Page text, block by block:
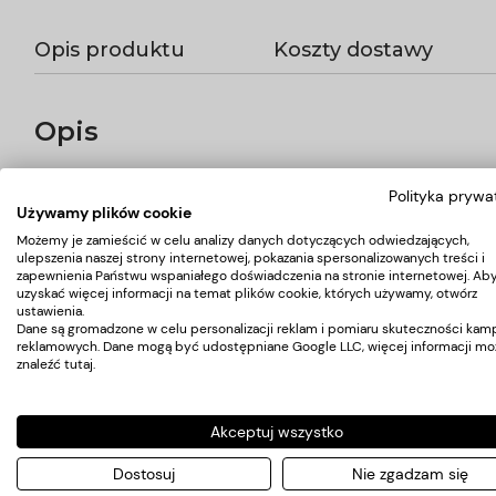
Opis produktu Koszty dostawy
Opis
Bardzo komfortowa, idealnie pasuje do wnętrz eleganckich
Bardzo stabilna i solidna. Obicie z najwyższej jakości ekoskóry
Baza myjni w kolorze szarą.
Koszty dostawy
Przesyłka kurierska
Polityka
Używamy plików cookie
Możemy je zamieścić w celu analizy danych dotyczących odwiedzających,
ulepszenia naszej strony internetowej, pokazania spersonalizowanych treści i
zapewnienia Państwu wspaniałego doświadczenia na stronie internetowej.
uzyskać więcej informacji na temat plików cookie, których używamy, otwórz
ustawienia.
Dane są gromadzone w celu personalizacji reklam i pomiaru skuteczności
reklamowych. Dane mogą być udostępniane Google LLC, więcej informacji
znaleźć tutaj.
Akceptuj wszystko
Dostosuj Nie zgadzam się